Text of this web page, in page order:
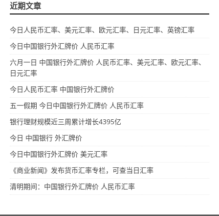
近期文章
今日人民币汇率、美元汇率、欧元汇率、日元汇率、英镑汇率
今日中国银行外汇牌价 人民币汇率
六月一日 中国银行外汇牌价 人民币汇率、美元汇率、欧元汇率、
日元汇率
今日人民币汇率 中国银行外汇牌价
五一假期 今日中国银行外汇牌价 人民币汇率
银行理财规模近三周累计增长4395亿
今日 中国银行 外汇牌价
今日中国银行外汇牌价 美元汇率
《商业新闻》发布货币汇率专栏，可查当日汇率
清明期间：中国银行外汇牌价 人民币汇率